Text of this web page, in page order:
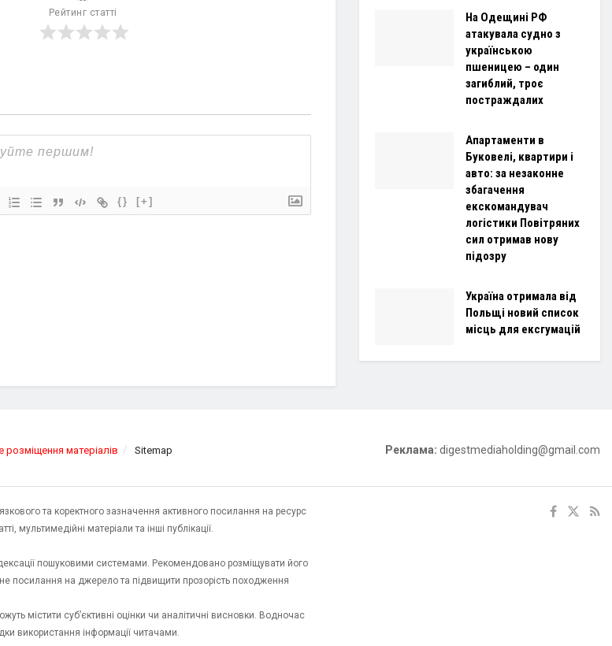
Рейтинг статті
{} [+]
На Одещині РФ
атакувала судно з
українською
пшеницею – один
загиблий, троє
постраждалих
Апартаменти в
Буковелі, квартири і
авто: за незаконне
збагачення
екскомандувач
логістики Повітряних
сил отримав нову
підозру
Україна отримала від
Польщі новий список
місць для ексгумацій
розміщення матеріалів Sitemap Реклама: digestmediaholding@gmail.com
та коректного зазначення активного посилання на ресурс
мультимедійні матеріали та інші публікації.
пошуковими системами. Рекомендовано розміщувати його
посилання на джерело та підвищити прозорість походження
містити суб’єктивні оцінки чи аналітичні висновки. Водночас
використання інформації читачами.